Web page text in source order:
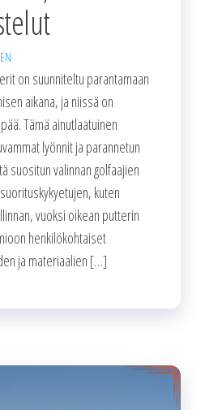
on suunniteltu parantamaan
aikana, ja niissä on
Tämä ainutlaatuinen
lyönnit ja parannetun
suositun valinnan golfaajien
kuten
vuoksi oikean putterin
henkilökohtaiset
ja materiaalien […]